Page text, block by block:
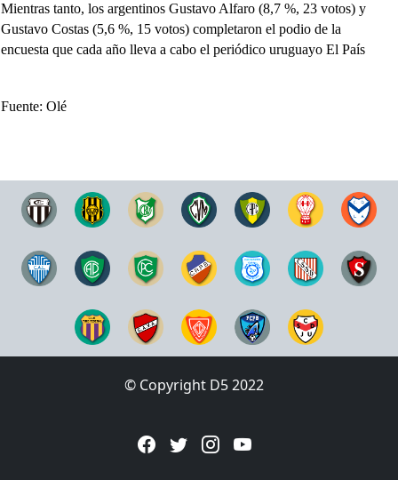
Mientras tanto, los argentinos Gustavo Alfaro (8,7 %, 23 votos) y
Gustavo Costas (5,6 %, 15 votos) completaron el podio de la
encuesta que cada año lleva a cabo el periódico uruguayo El País
Fuente: Olé
© Copyright D5 2022